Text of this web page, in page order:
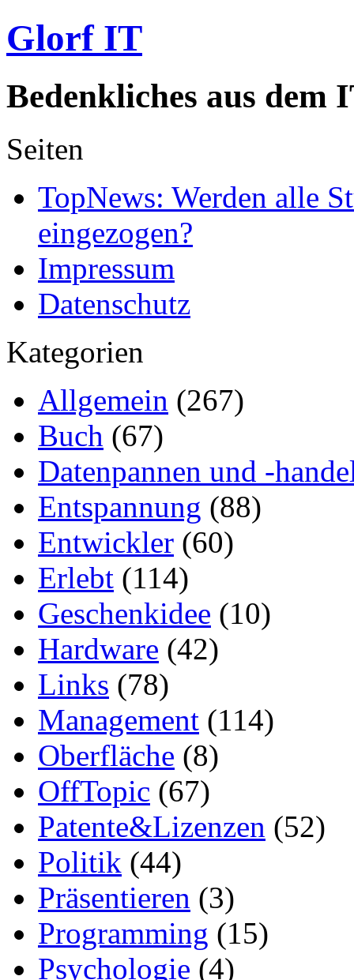
Glorf IT
Bedenkliches aus dem
Seiten
TopNews: Werden alle
eingezogen?
Impressum
Datenschutz
Kategorien
Allgemein (267)
Buch (67)
Datenpannen und -
Entspannung (88)
Entwickler (60)
Erlebt (114)
Geschenkidee (10)
Hardware (42)
Links (78)
Management (114)
Oberfläche (8)
OffTopic (67)
Patente&Lizenzen (52)
Politik (44)
Präsentieren (3)
Programming (15)
Psychologie (4)